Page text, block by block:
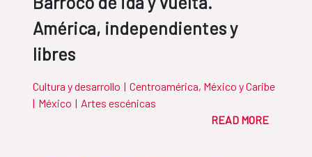
América, independientes y
libres
Cultura y desarrollo | Centroamérica, México y Caribe
| México | Artes escénicas
READ MORE